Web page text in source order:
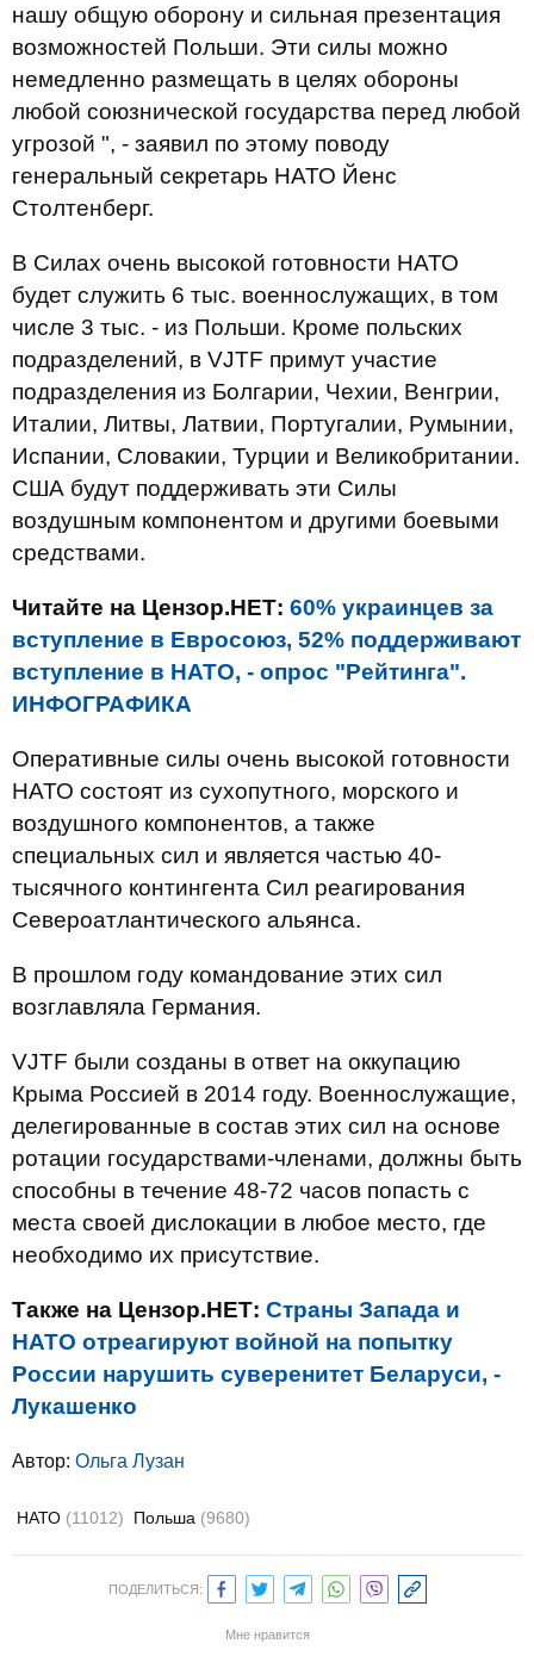
нашу общую оборону и сильная презентация
возможностей Польши. Эти силы можно
немедленно размещать в целях обороны
любой союзнической государства перед любой
угрозой ", - заявил по этому поводу
генеральный секретарь НАТО Йенс
Столтенберг.
В Силах очень высокой готовности НАТО
будет служить 6 тыс. военнослужащих, в том
числе 3 тыс. - из Польши. Кроме польских
подразделений, в VJTF примут участие
подразделения из Болгарии, Чехии, Венгрии,
Италии, Литвы, Латвии, Португалии, Румынии,
Испании, Словакии, Турции и Великобритании.
США будут поддерживать эти Силы
воздушным компонентом и другими боевыми
средствами.
Читайте на Цензор.НЕТ: 60% украинцев за
вступление в Евросоюз, 52% поддерживают
вступление в НАТО, - опрос "Рейтинга".
ИНФОГРАФИКА
Оперативные силы очень высокой готовности
НАТО состоят из сухопутного, морского и
воздушного компонентов, а также
специальных сил и является частью 40-
тысячного контингента Сил реагирования
Североатлантического альянса.
В прошлом году командование этих сил
возглавляла Германия.
VJTF были созданы в ответ на оккупацию
Крыма Россией в 2014 году. Военнослужащие,
делегированные в состав этих сил на основе
ротации государствами-членами, должны быть
способны в течение 48-72 часов попасть с
места своей дислокации в любое место, где
необходимо их присутствие.
Также на Цензор.НЕТ: Страны Запада и
НАТО отреагируют войной на попытку
России нарушить суверенитет Беларуси, -
Лукашенко
Автор: Ольга Лузан
НАТО (11012) Польша (9680)
ПОДЕЛИТЬСЯ:
Мне нравится